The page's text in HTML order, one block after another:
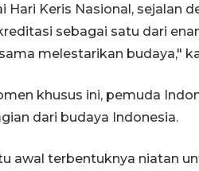
Hari Keris Nasional, sejalan
sebagai satu dari
melestarikan budaya,"
khusus ini, pemuda
dari budaya Indonesia.
awal terbentuknya niatan